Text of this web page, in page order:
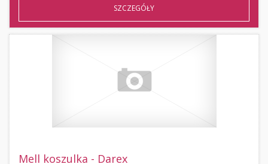
SZCZEGÓŁY
Mell koszulka - Darex